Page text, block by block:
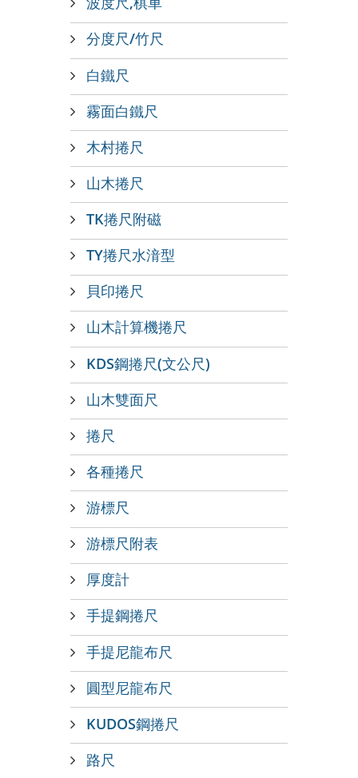
分度尺/竹尺
白鐵尺
霧面白鐵尺
木村捲尺
山木捲尺
TK捲尺附磁
TY捲尺水湇型
貝印捲尺
山木計算機捲尺
KDS鋼捲尺(文公尺)
山木雙面尺
捲尺
各種捲尺
游標尺
游標尺附表
厚度計
手提鋼捲尺
手提尼龍布尺
圓型尼龍布尺
KUDOS鋼捲尺
路尺